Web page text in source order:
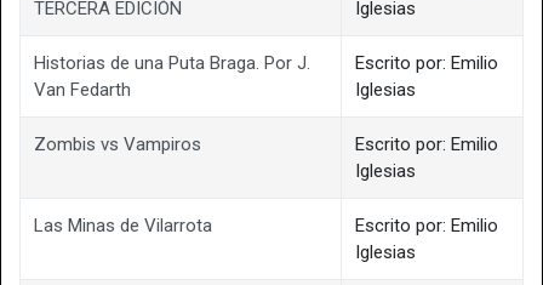
TERCERA EDICIÓN
Iglesias
Historias de una Puta Braga. Por J.
Van Fedarth
Escrito por: Emilio
Iglesias
Zombis vs Vampiros
Escrito por: Emilio
Iglesias
Las Minas de Vilarrota
Escrito por: Emilio
Iglesias